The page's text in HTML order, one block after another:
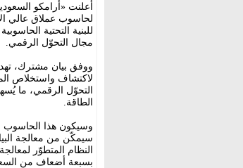
أعلنت «أرامكو
للبنية التحتية
مجال التحوّل الرقمي.
ووفق بيان مشترك،
لاكتشاف واستخلاص
التحوّل الرقمي، ما
الطاقة.
وسيكون هذا الحاسوب
سيمكّن من معالجة
النظام المتطوّر
بسبعة أضعاف من السعة